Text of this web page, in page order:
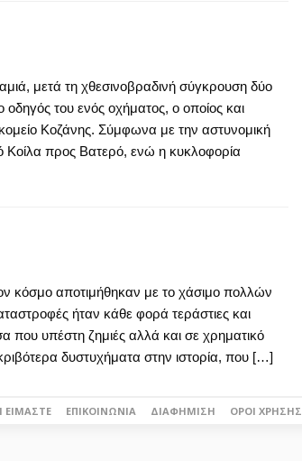
μετά τη χθεσινοβραδινή σύγκρουση δύο
του ενός οχήματος, ο οποίος και
Κοζάνης. Σύμφωνα με την αστυνομική
Κοίλα προς Βατερό, ενώ η κυκλοφορία
κόσμο αποτιμήθηκαν με το χάσιμο πολλών
ήταν κάθε φορά τεράστιες και
υπέστη ζημιές αλλά και σε χρηματικό
δυστυχήματα στην ιστορία, που […]
ΕΊΜΑΣΤΕ ΕΠΙΚΟΙΝΩΝΊΑ ΔΙΑΦΉΜΙΣΗ ΌΡΟΙ ΧΡΉΣΗΣ